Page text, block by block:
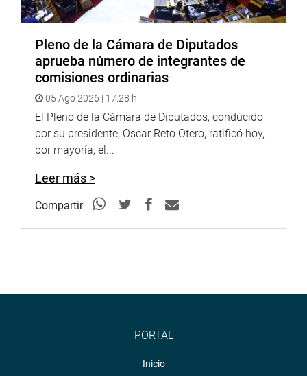
Lima, 29 de abril de 2021
PRENSA-CONGRESO
Pleno de la Cámara de Diputados
aprueba número de integrantes de
comisiones ordinarias
05 Ago 2026 | 17:28 h
El Pleno de la Cámara de Diputados, conducido
por su presidente, Oscar Reto Otero, ratificó hoy,
por mayoría, el...
Leer más >
Compartir
PORTAL
Inicio